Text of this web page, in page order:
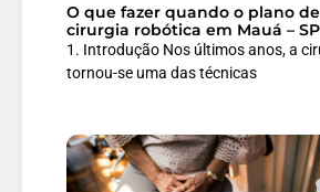
O que fazer quando o plano
cirurgia robótica em Mauá –
1. Introdução Nos últimos anos, a
tornou-se uma das técnicas